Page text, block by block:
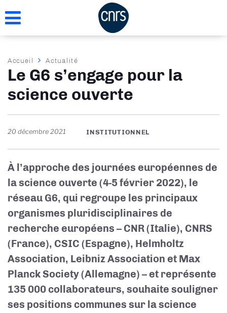
au
Fil
d'Ariane
Accueil Actualité
Le G6 s’engage pour la
science ouverte
20 décembre 2021 INSTITUTIONNEL
À l’approche des journées européennes de
la science ouverte (4-5 février 2022), le
réseau G6, qui regroupe les principaux
organismes pluridisciplinaires de
recherche européens – CNR (Italie), CNRS
(France), CSIC (Espagne), Helmholtz
Association, Leibniz Association et Max
Planck Society (Allemagne) – et représente
135 000 collaborateurs, souhaite souligner
ses positions communes sur la science